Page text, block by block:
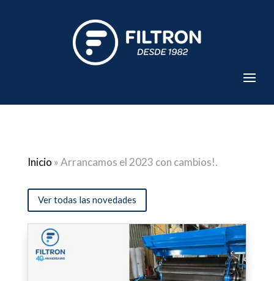
Inicio »Arrancamos el 2023 con cambios!.
Ver todas las novedades